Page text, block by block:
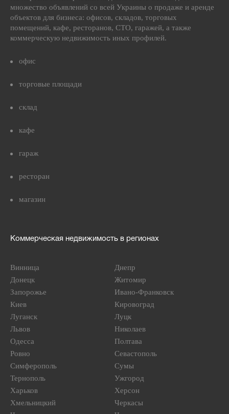
множество объявлений со всей Украины о продаже и аренде
объектов для бизнеса: офисов, складов, торговых
помещений, кафе, ресторанов, СТО, гаражей, а также
коммерческую недвижимость иных профилей.
офис
торговые площади
склад
кафе
гараж
ресторан
магазин
Коммерческая недвижимость в регионах
Винница
Днепр
Донецк
Житомир
Запорожье
Ивано-Франковск
Киев
Кировоград
Луганск
Луцк
Львов
Николаев
Одесса
Полтава
Ровно
Севастополь
Симферополь
Сумы
Тернополь
Ужгород
Харьков
Херсон
Хмельницкий
Черкасы